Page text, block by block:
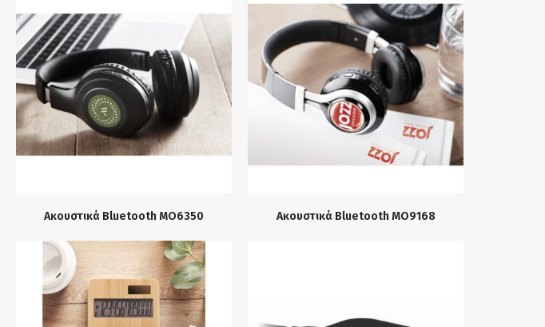
Ακουστικά Bluetooth MO6350
Ακουστικά Bluetooth MO9168